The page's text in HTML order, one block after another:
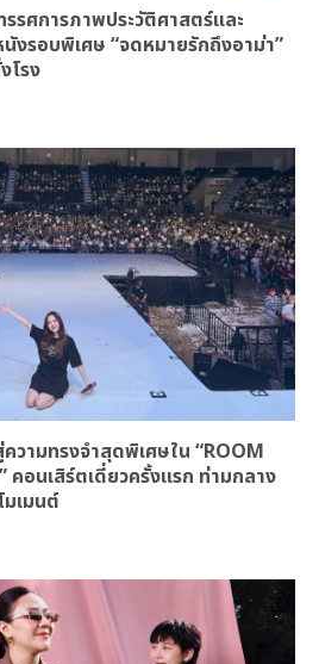
รศการภาพประวัติศาสตร์และ
งรอบพิเศษ “จดหมายรักถึงอาม่า”
โรง
วามทรงจำสุดพิเศษใน “ROOM
คอนเสิร์ตเดี่ยวครั้งแรก ท่ามกลาง
เมนต์